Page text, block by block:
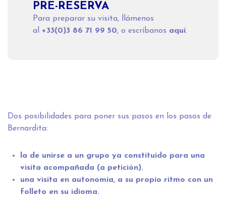
Dos posibilidades para poner sus pasos en los pasos de
Bernardita:
la de unirse a un grupo ya constituido para una
visita acompañada (a petición).
una visita en autonomía, a su propio ritmo con un
folleto en su idioma.
PRE-RESERVA
Para preparar su visita, llámenos
al +33(0)3 86 71 99 50, o escríbanos aquí.